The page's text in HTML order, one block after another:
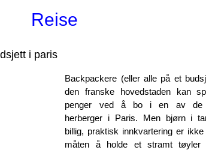
Reise
i paris
Backpackere (eller alle på et
den franske hovedstaden kan
penger ved å bo i en av de
herberger i Paris. Men bjørn i
billig, praktisk innkvartering er
måten å holde et stramt tøyler